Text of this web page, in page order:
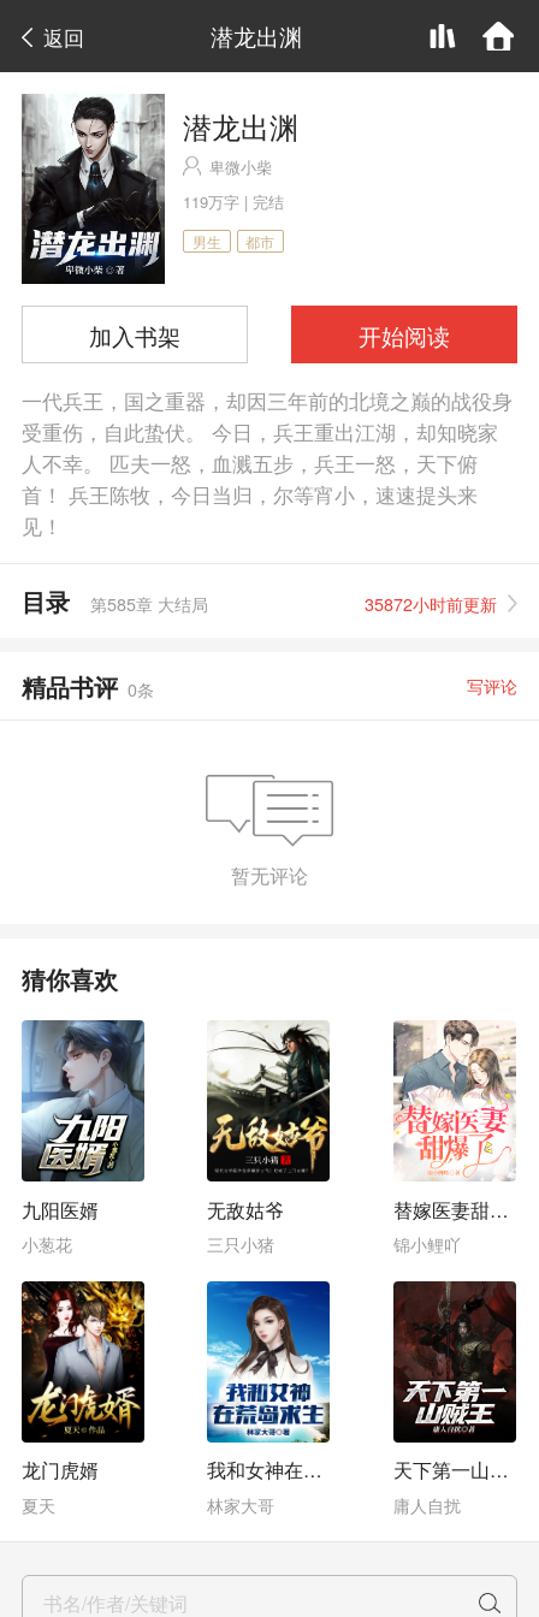
返回 潜龙出渊
潜龙出渊
卑微小柴
119万字 | 完结
男生 都市
加入书架 开始阅读
一代兵王，国之重器，却因三年前的北境之巅的战役身
受重伤，自此蛰伏。 今日，兵王重出江湖，却知晓家
人不幸。 匹夫一怒，血溅五步，兵王一怒，天下俯
首！ 兵王陈牧，今日当归，尔等宵小，速速提头来
见！
目录 第585章 大结局 35872小时前更新
精品书评 0条 写评论
暂无评论
猜你喜欢
九阳医婿
小葱花
无敌姑爷
三只小猪
替嫁医妻甜爆了
锦小鲤吖
龙门虎婿
夏天
我和女神在荒岛求生
林家大哥
天下第一山贼王
庸人自扰
书名/作者/关键词